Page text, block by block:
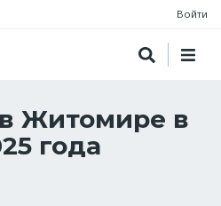
Войти
Житомире в
года